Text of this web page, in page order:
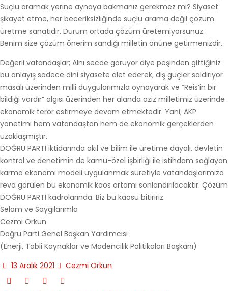
Suçlu aramak yerine aynaya bakmanız gerekmez mi? Siyaset
şikayet etme, her beceriksizliğinde suçlu arama değil çözüm
üretme sanatıdır. Durum ortada çözüm üretemiyorsunuz.
Benim size çözüm önerim sandığı milletin önüne getirmenizdir.
Değerli vatandaşlar; Alnı secde görüyor diye peşinden gittiğiniz
bu anlayış sadece dini siyasete alet ederek, dış güçler saldırıyor
masalı üzerinden milli duygularımızla oynayarak ve “Reis’in bir
bildiği vardır” algısı üzerinden her alanda aziz milletimiz üzerinde
ekonomik terör estirmeye devam etmektedir. Yani; AKP
yönetimi hem vatandaştan hem de ekonomik gerçeklerden
uzaklaşmıştır.
DOĞRU PARTİ iktidarında akıl ve bilim ile üretime dayalı, devletin
kontrol ve denetimin de kamu-özel işbirliği ile istihdam sağlayan
karma ekonomi modeli uygulanmak suretiyle vatandaşlarımıza
reva görülen bu ekonomik kaos ortamı sonlandırılacaktır. Çözüm
DOĞRU PARTİ kadrolarında. Biz bu kaosu bitiririz.
Selam ve Saygılarımla
Cezmi Orkun
Doğru Parti Genel Başkan Yardımcısı
(Enerji, Tabii Kaynaklar ve Madencilik Politikaları Başkanı)
13 Aralık 2021
Cezmi Orkun